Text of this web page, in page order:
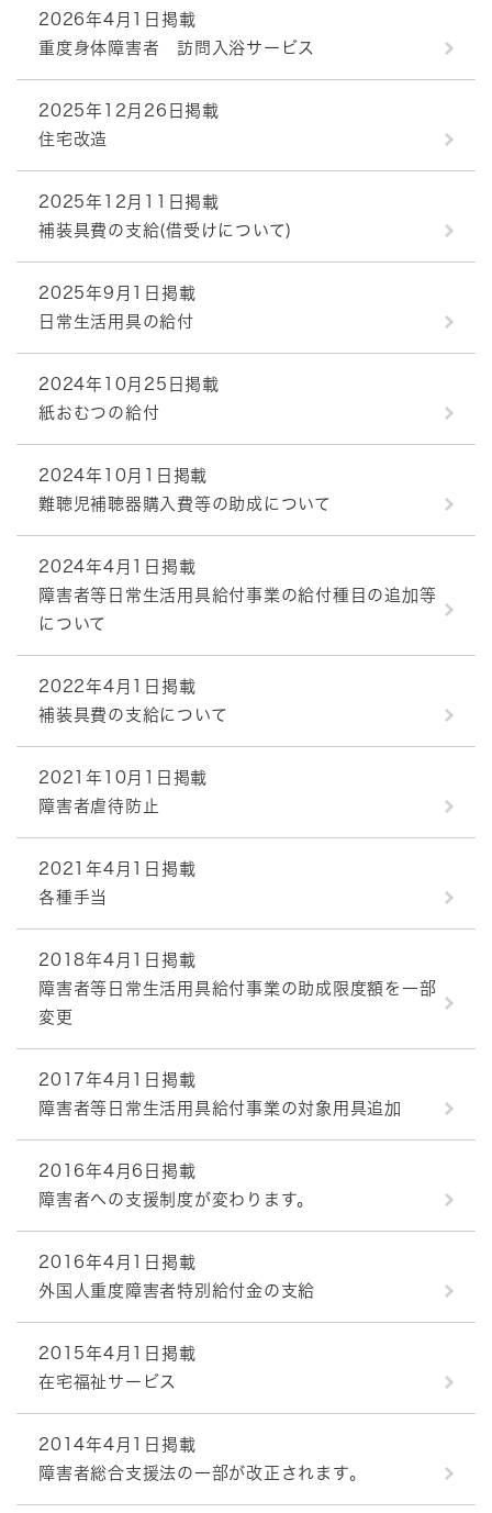
2026年4月1日掲載
重度身体障害者 訪問入浴サービス
2025年12月26日掲載
住宅改造
2025年12月11日掲載
補装具費の支給(借受けについて)
2025年9月1日掲載
日常生活用具の給付
2024年10月25日掲載
紙おむつの給付
2024年10月1日掲載
難聴児補聴器購入費等の助成について
2024年4月1日掲載
障害者等日常生活用具給付事業の給付種目の追加等
について
2022年4月1日掲載
補装具費の支給について
2021年10月1日掲載
障害者虐待防止
2021年4月1日掲載
各種手当
2018年4月1日掲載
障害者等日常生活用具給付事業の助成限度額を一部
変更
2017年4月1日掲載
障害者等日常生活用具給付事業の対象用具追加
2016年4月6日掲載
障害者への支援制度が変わります。
2016年4月1日掲載
外国人重度障害者特別給付金の支給
2015年4月1日掲載
在宅福祉サービス
2014年4月1日掲載
障害者総合支援法の一部が改正されます。